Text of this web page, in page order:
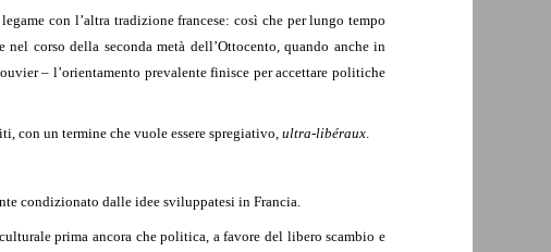
con l’altra tradizione francese: così che per lungo tempo
corso della seconda metà dell’Ottocento, quando anche in
– l’orientamento prevalente finisce per accettare politiche
con un termine che vuole essere spregiativo, ultra-libéraux
condizionato dalle idee sviluppatesi in Francia.
prima ancora che politica, a favore del libero scambio e